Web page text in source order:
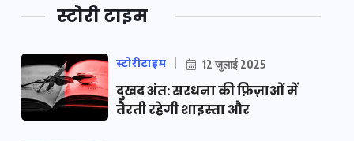
स्टोरी टाइम
स्टोरीटाइम 12 जुलाई 2025
दुखद अंत: सरधना की फ़िज़ाओं में
तैरती रहेगी शाइस्ता और